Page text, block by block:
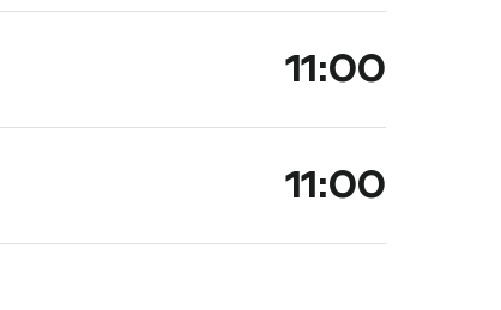
11:00
11:00